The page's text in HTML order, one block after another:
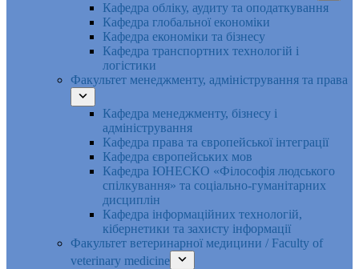
Кафедра обліку, аудиту та оподаткування
Кафедра глобальної економіки
Кафедра економіки та бізнесу
Кафедра транспортних технологій і
логістики
Факультет менеджменту, адміністрування та права
Кафедра менеджменту, бізнесу і
адміністрування
Кафедра права та європейської інтеграції
Кафедра європейських мов
Кафедра ЮНЕСКО «Філософія людського
спілкування» та соціально-гуманітарних
дисциплін
Кафедра інформаційних технологій,
кібернетики та захисту інформації
Факультет ветеринарної медицини / Faculty of
veterinary medicine